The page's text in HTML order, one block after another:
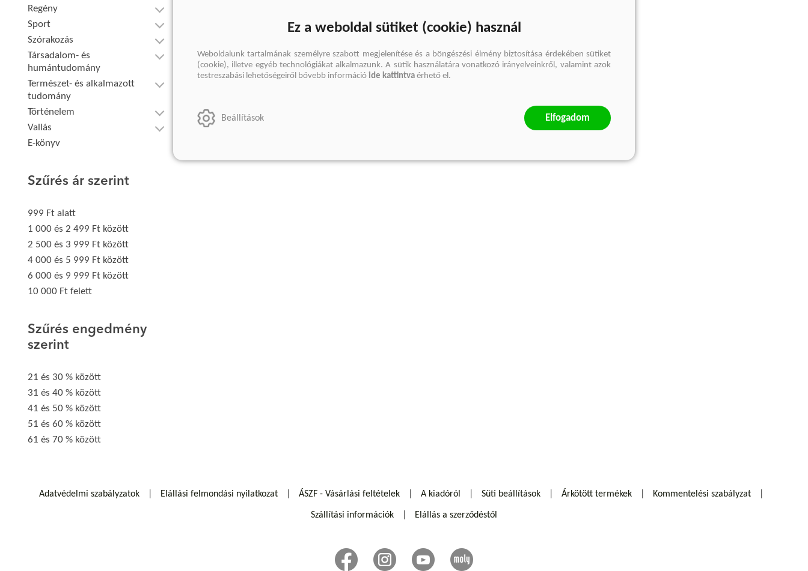
Regény
Sport
Szórakozás
Társadalom- és
humántudomány
Természet- és alkalmazott
tudomány
Történelem
Vallás
E-könyv
Szűrés ár szerint
999 Ft alatt
1 000 és 2 499 Ft között
2 500 és 3 999 Ft között
4 000 és 5 999 Ft között
6 000 és 9 999 Ft között
10 000 Ft felett
Szűrés engedmény
szerint
21 és 30 % között
31 és 40 % között
41 és 50 % között
51 és 60 % között
61 és 70 % között
Adatvédelmi szabályzatok Elállási felmondási nyilatkozat ÁSZF - Vásárlási feltételek A kiadóról Süti beállítások Árkötött termékek Kommentelési szabályzat
Szállítási információk Elállás a szerződéstől
Ez a weboldal sütiket (cookie) használ
Weboldalunk tartalmának személyre szabott megjelenítése és a böngészési élmény biztosítása érdekében sütiket
(cookie), illetve egyéb technológiákat alkalmazunk. A sütik használatára vonatkozó irányelveinkről, valamint azok
testreszabási lehetőségeiről bővebb információ ide kattintva érhető el.
Beállítások Elfogadom